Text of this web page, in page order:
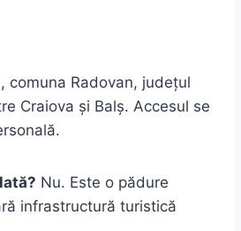
comuna Radovan, județul
Craiova și Balș. Accesul se
Nu. Este o pădure
infrastructură turistică